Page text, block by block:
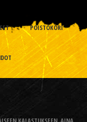
POISTOKORI